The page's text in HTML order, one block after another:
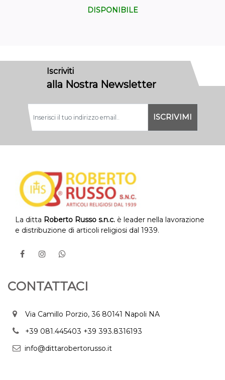
DISPONIBILE
Iscriviti
alla Nostra Newsletter
La ditta Roberto Russo s.n.c. è leader nella lavorazione
e distribuzione di articoli religiosi dal 1939.
CONTATTACI
Via Camillo Porzio, 36 80141 Napoli NA
+39 081.445403 +39 393.8316193
info@dittarobertorusso.it